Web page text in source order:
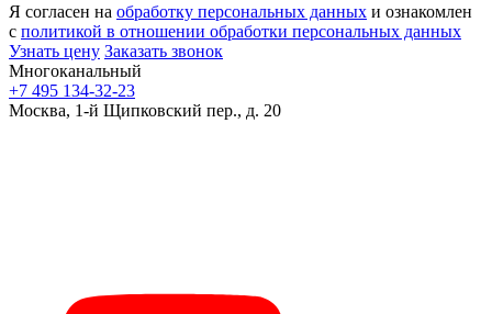
Я согласен на обработку персональных данных и ознакомлен
с политикой в отношении обработки персональных данных
Узнать цену Заказать звонок
Многоканальный
+7 495 134-32-23
Москва, 1-й Щипковский пер., д. 20